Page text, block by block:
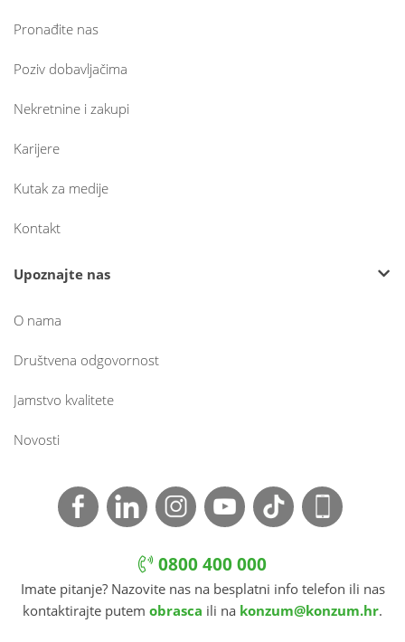
Pronađite nas
Poziv dobavljačima
Nekretnine i zakupi
Karijere
Kutak za medije
Kontakt
Upoznajte nas
O nama
Društvena odgovornost
Jamstvo kvalitete
Novosti
0800 400 000
Imate pitanje? Nazovite nas na besplatni info telefon ili nas
kontaktirajte putem obrasca ili na konzum@konzum.hr.